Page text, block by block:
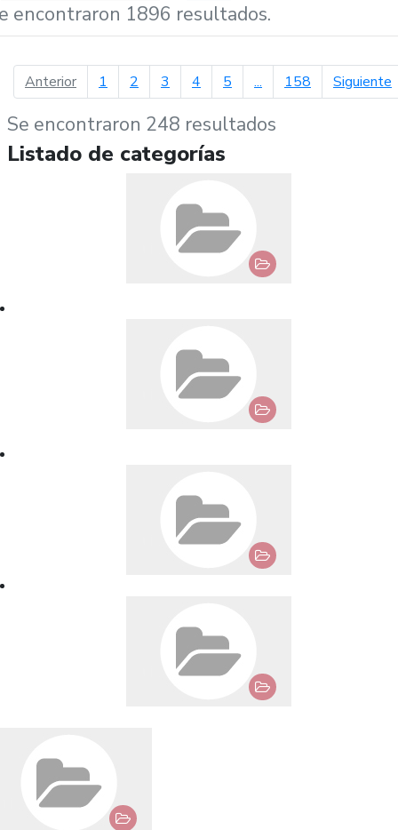
encontraron 1896 resultados.
Anteriorpágina anterior
1 2 3 4 5 ... 158 Siguiente
Se encontraron 248 resultados
Listado de categorías